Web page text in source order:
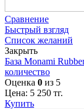
Сравнение
Быстрый взгляд
Список желаний
Закрыть
База Monami
количество
Оценка 0 из 5
Цена: 5 250 тг.
Купить